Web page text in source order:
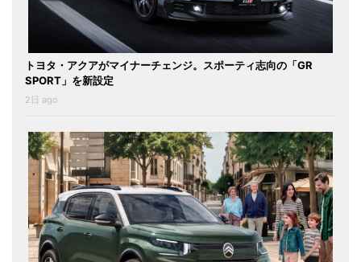
トヨタ・アクアがマイナーチェンジ。スポーティ志向の「GR
SPORT」を新設定
2日 ago